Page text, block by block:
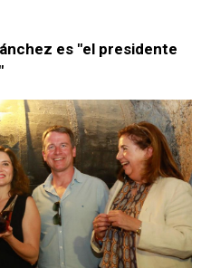
es "el presidente